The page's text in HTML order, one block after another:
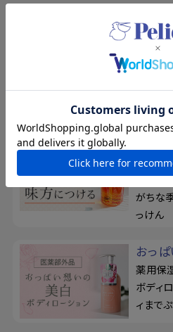
夏の
8/17ま
る
ベタつ
がちな
っけん
おっ
薬用保
ボディ
ィまで